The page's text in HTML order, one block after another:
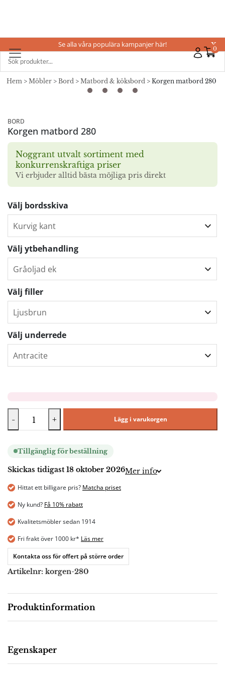
0
Se alla våra populära kampanjer här! X
Hem > Möbler > Bord > Matbord & köksbord > Korgen matbord 280
BORD
Korgen matbord 280
Noggrant utvalt sortiment med
konkurrenskraftiga priser
Vi erbjuder alltid bästa möjliga pris direkt
Välj bordsskiva
Välj ytbehandling
Välj filler
Välj underrede
- + Lägg i varukorgen
Tillgänglig för beställning
Skickas tidigast 18 oktober 2026Mer info
Hittat ett billigare pris? Matcha priset
Ny kund? Få 10% rabatt
Kvalitetsmöbler sedan 1914
Fri frakt över 1000 kr* Läs mer
Kontakta oss för offert på större order
Artikelnr: korgen-280
Produktinformation
Beskrivning
Korgen matbord 280 är ett robust bord, med sin
Egenskaper